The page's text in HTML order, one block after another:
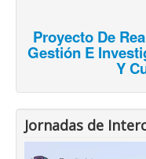
Proyecto De
Gestión E
Y
Jornadas de